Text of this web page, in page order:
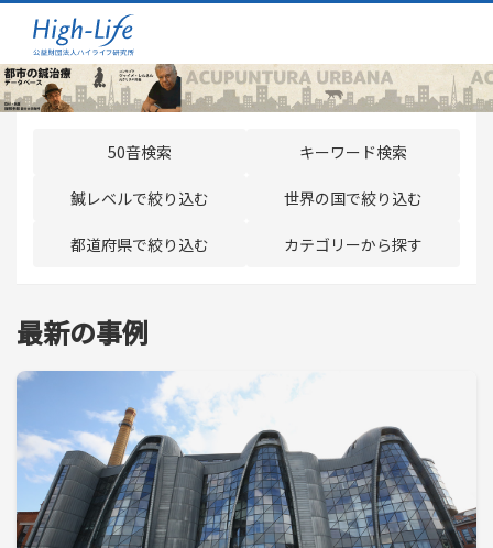
50音検索 キーワード検索
鍼レベルで絞り込む 世界の国で絞り込む
都道府県で絞り込む カテゴリーから探す
最新の事例